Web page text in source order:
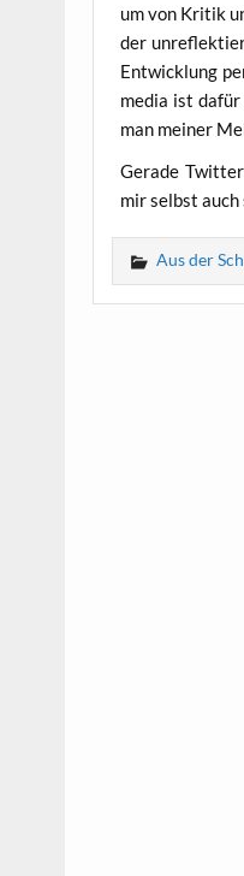
um von Kri­tik
der
Ent­wick­lung
me­dia ist dafür
man mei­ner
Gera­de
mir selbst
Aus der